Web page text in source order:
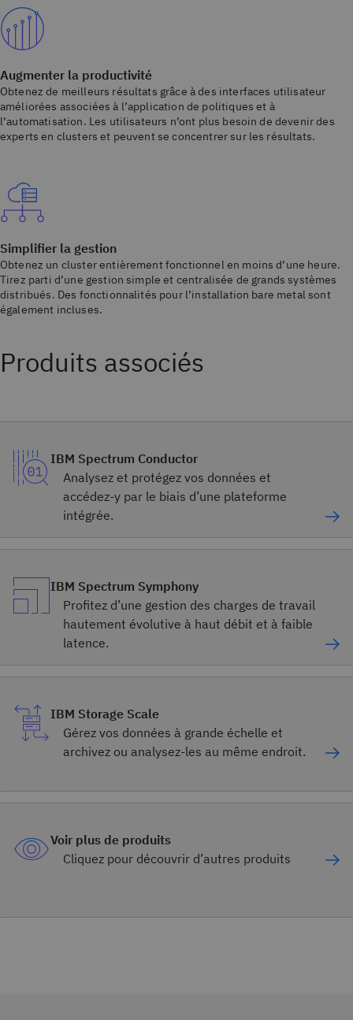
Augmenter la productivité
Obtenez de meilleurs résultats grâce à des interfaces utilisateur
améliorées associées à l’application de politiques et à
l’automatisation. Les utilisateurs n’ont plus besoin de devenir des
experts en clusters et peuvent se concentrer sur les résultats.
Simplifier la gestion
Obtenez un cluster entièrement fonctionnel en moins d’une heure.
Tirez parti d’une gestion simple et centralisée de grands systèmes
distribués. Des fonctionnalités pour l’installation bare metal sont
également incluses.
Produits associés
IBM Spectrum Conductor
Analysez et protégez vos données et
accédez-y par le biais d’une plateforme
intégrée.
IBM Spectrum Symphony
Profitez d’une gestion des charges de travail
hautement évolutive à haut débit et à faible
latence.
IBM Storage Scale
Gérez vos données à grande échelle et
archivez ou analysez-les au même endroit.
Voir plus de produits
Cliquez pour découvrir d’autres produits